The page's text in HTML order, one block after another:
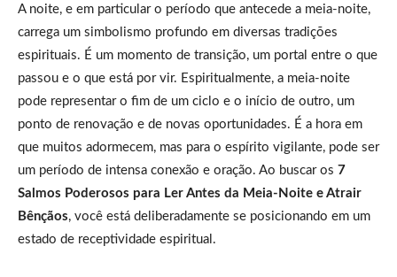
A noite, e em particular o período que antecede a meia-noite,
carrega um simbolismo profundo em diversas tradições
espirituais. É um momento de transição, um portal entre o que
passou e o que está por vir. Espiritualmente, a meia-noite
pode representar o fim de um ciclo e o início de outro, um
ponto de renovação e de novas oportunidades. É a hora em
que muitos adormecem, mas para o espírito vigilante, pode ser
um período de intensa conexão e oração. Ao buscar os 7
Salmos Poderosos para Ler Antes da Meia-Noite e Atrair
Bênçãos, você está deliberadamente se posicionando em um
estado de receptividade espiritual.